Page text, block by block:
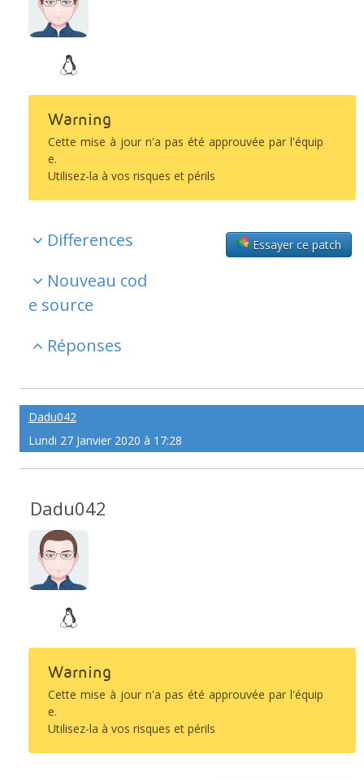
Warning
Cette mise à jour n'a pas été approuvée par l'équip
e.
Utilisez-la à vos risques et périls
Essayer ce patch
Differences
Nouveau cod
e source
Réponses
Dadu042
Lundi 27 Janvier 2020 à 17:28
Dadu042
Warning
Cette mise à jour n'a pas été approuvée par l'équip
e.
Utilisez-la à vos risques et périls